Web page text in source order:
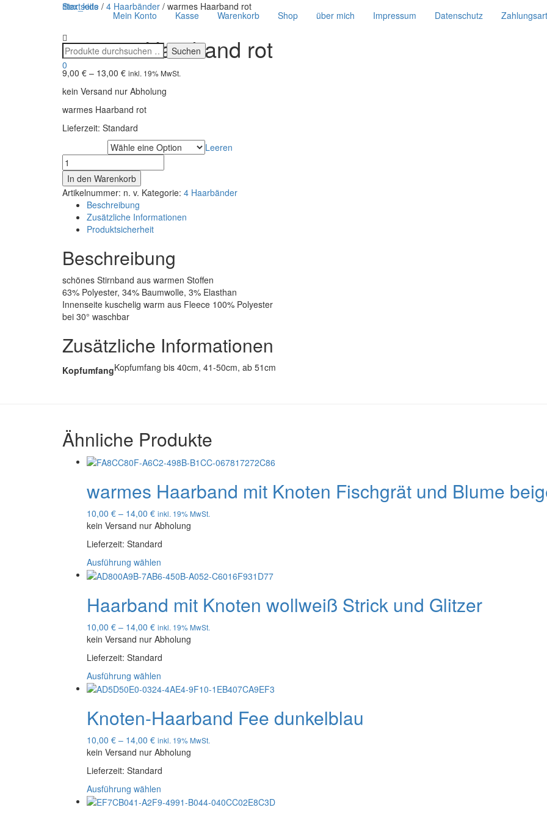
ittex_kids
Mein Konto Kasse Warenkorb Shop über mich Impressum Datenschutz
0
Startseite / 4 Haarbänder / warmes Haarband rot
warmes Haarband rot
9,00 € – 13,00 € inkl. 19% MwSt.
kein Versand nur Abholung
warmes Haarband rot
Lieferzeit: Standard
Leeren
warmes
Haarband
rot
Menge
In den Warenkorb
Artikelnummer: n. v. Kategorie: 4 Haarbänder
Beschreibung
Zusätzliche Informationen
Produktsicherheit
Beschreibung
schönes Stirnband aus warmen Stoffen
63% Polyester, 34% Baumwolle, 3% Elasthan
Innenseite kuschelig warm aus Fleece 100% Polyester
bei 30° waschbar
Zusätzliche Informationen
KopfumfangKopfumfang bis 40cm, 41-50cm, ab 51cm
Ähnliche Produkte
warmes Haarband mit Knoten Fischgrät und Blume
10,00 € – 14,00 € inkl. 19% MwSt.
kein Versand nur Abholung
Lieferzeit: Standard
Ausführung wählen
Haarband mit Knoten wollweiß Strick und Glitzer
10,00 € – 14,00 € inkl. 19% MwSt.
kein Versand nur Abholung
Lieferzeit: Standard
Ausführung wählen
Knoten-Haarband Fee dunkelblau
10,00 € – 14,00 € inkl. 19% MwSt.
kein Versand nur Abholung
Lieferzeit: Standard
Ausführung wählen